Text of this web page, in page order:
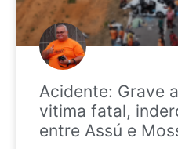
Acidente: Grave
vitima fatal,
entre Assú e